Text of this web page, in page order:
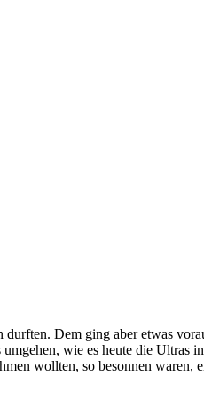
Dem ging aber etwas
wie es heute die Ultras
wollten, so besonnen waren,